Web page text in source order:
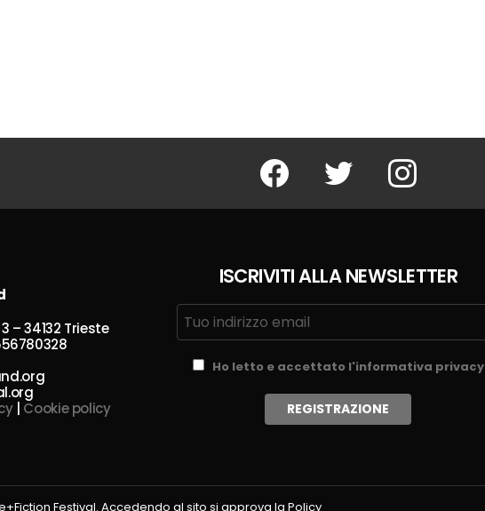
Facebook Twitter Instagram
– 34132 Trieste
| Cookie policy
ISCRIVITI ALLA NEWSLETTER
Ho letto e accettato l'informativa privacy
Festival. Accedendo al sito si approva la Policy